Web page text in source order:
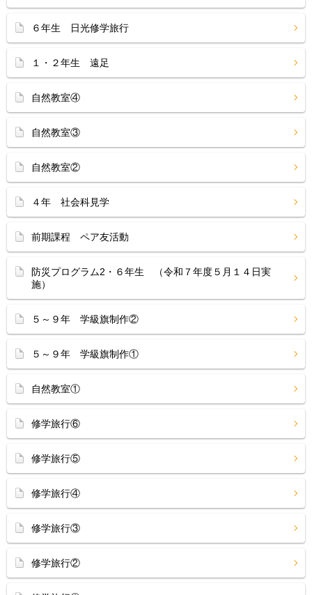
６年生 日光修学旅行
１・２年生 遠足
自然教室④
自然教室③
自然教室②
４年 社会科見学
前期課程 ペア友活動
防災プログラム2・６年生 （令和７年度５月１４日実
施）
５～９年 学級旗制作②
５～９年 学級旗制作①
自然教室①
修学旅行⑥
修学旅行⑤
修学旅行④
修学旅行③
修学旅行②